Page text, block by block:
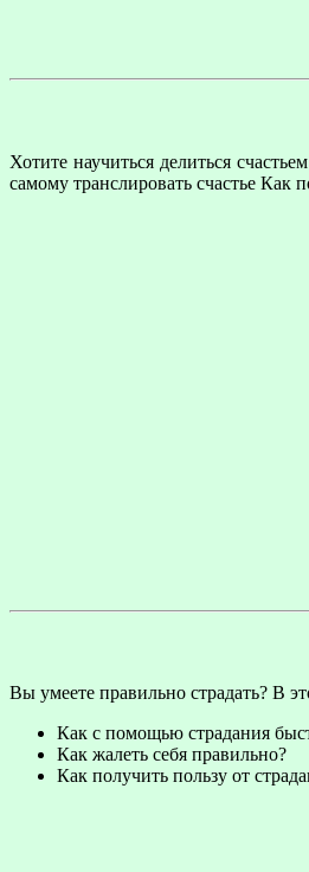
Хотите научиться делиться
самому транслировать счастье Как
Вы умеете правильно страдать? В
Как с помощью страдания
Как жалеть себя правильно?
Как получить пользу от